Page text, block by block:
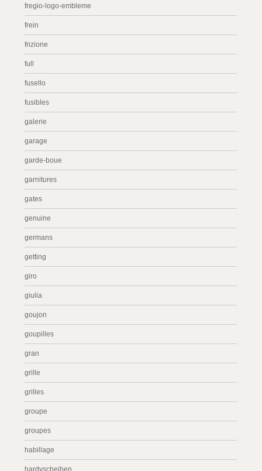
fregio-logo-embleme
frein
frizione
full
fusello
fusibles
galerie
garage
garde-boue
garnitures
gates
genuine
germans
getting
giro
giulia
goujon
goupilles
gran
grille
grilles
groupe
groupes
habillage
hardyscheiben